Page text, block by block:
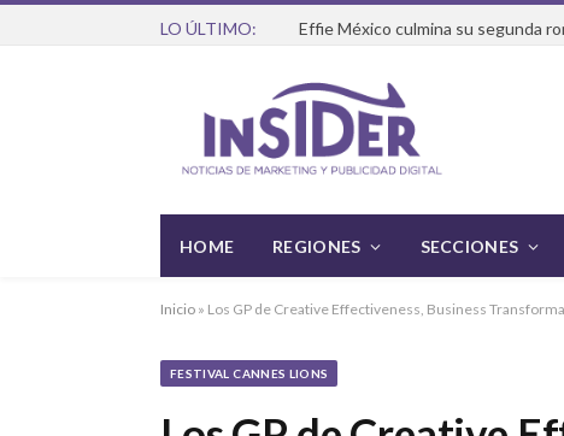
LO ÚLTIMO: Effie México culmina su segunda
HOME REGIONES SECCIONES
Inicio » Los GP de Creative Effectiveness, Business
FESTIVAL CANNES LIONS